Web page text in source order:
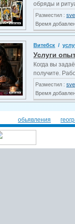
обряды и
Разместил :
Время
Витебск /
Услуги
Когда вы
получите.
Разместил :
Время
обьявления